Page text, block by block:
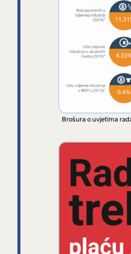
Brošura o uvjetima